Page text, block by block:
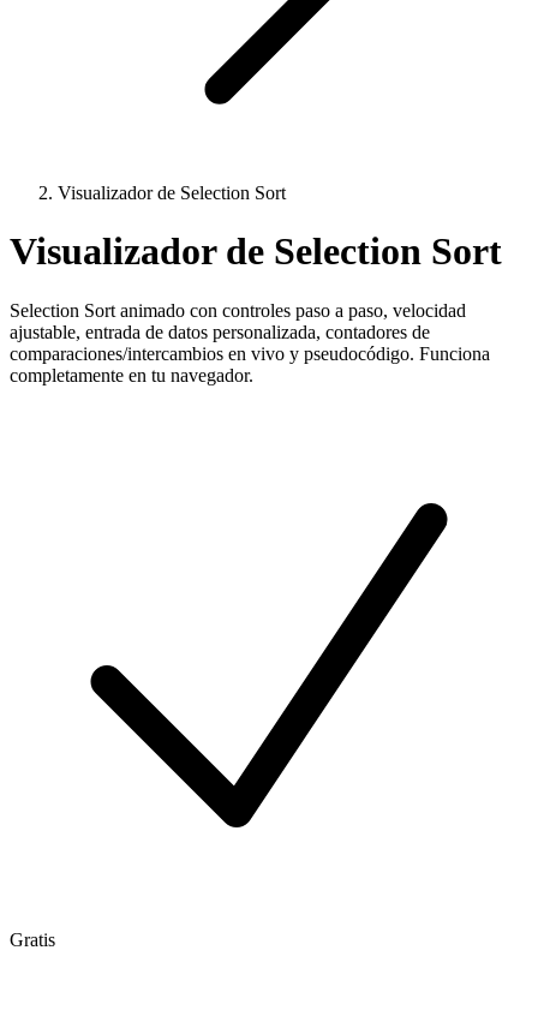
Visualizador de Selection Sort
Visualizador de Selection Sort
Selection Sort animado con controles paso a paso, velocidad
ajustable, entrada de datos personalizada, contadores de
comparaciones/intercambios en vivo y pseudocódigo. Funciona
completamente en tu navegador.
Gratis